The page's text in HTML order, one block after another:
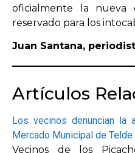
oficialmente la nueva
reservado para los
Juan Santana,
Artículos
Los vecinos denuncian la
Mercado Municipal de Telde
Vecinos de los